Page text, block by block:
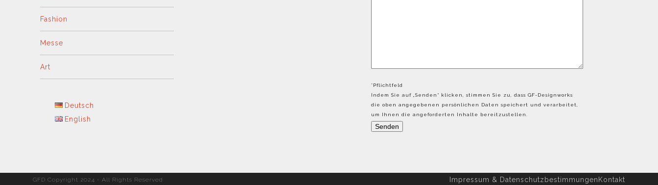
Fashion
Messe
Art
Deutsch
English
*Pflichtfeld
Indem Sie auf „Senden“ klicken, stimmen Sie zu, dass GF-Designworks
die oben angegebenen persönlichen Daten speichert und verarbeitet,
um Ihnen die angeforderten Inhalte bereitzustellen.
GFD Copyright 2024 - All Rights Reserved Impressum & Datenschutzbestimmungen Kontakt